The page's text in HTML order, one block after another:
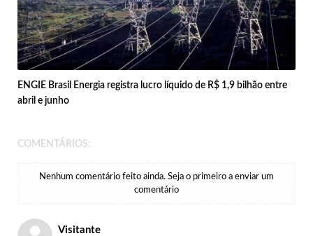
ENGIE Brasil Energia registra lucro líquido de R$ 1,9 bilhão entre
abril e junho
COMENTÁRIOS:
Nenhum comentário feito ainda. Seja o primeiro a enviar um
comentário
Visitante